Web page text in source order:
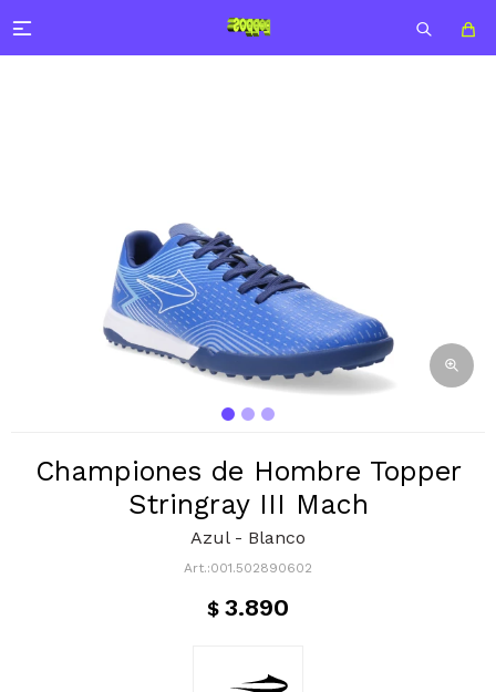

Championes de Hombre Topper
Stringray III Mach
Azul - Blanco
001.502890602
$ 3.890